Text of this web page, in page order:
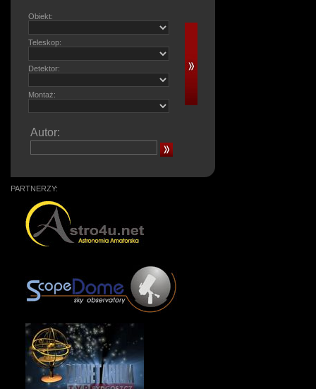
Obiekt:
Teleskop:
Detektor:
Montaż:
Autor:
PARTNERZY: